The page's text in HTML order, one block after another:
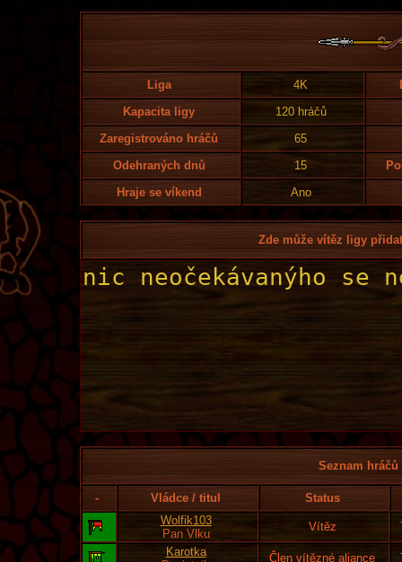
Liga 4K
Kapacita ligy
120 hráčů
Zaregistrováno hráčů
65
Odehraných dnů
15
Hraje se víkend
Ano
Zde může vítěz ligy
Seznam
- Vládce / titul
Status
Wolfik103
Pan Vlku
Vítěz
Karotka
Člen vítězné aliance